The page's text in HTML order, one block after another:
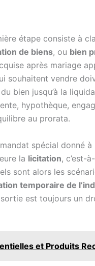
étape consiste à
de biens, ou bien
après mariage
souhaitent vendre
bien jusqu’à la
hypothèque,
au prorata.
spécial donné à
la licitation, c’est-
sont alors les
temporaire de
est toujours un
et Produits